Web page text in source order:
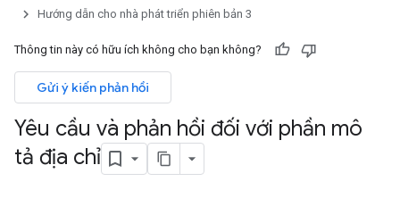
Hướng dẫn cho nhà phát triển phiên bản 3
Thông tin này có hữu ích không cho bạn không?
Gửi ý kiến phản hồi
Yêu cầu và phản hồi đối với phần mô
tả địa chỉ